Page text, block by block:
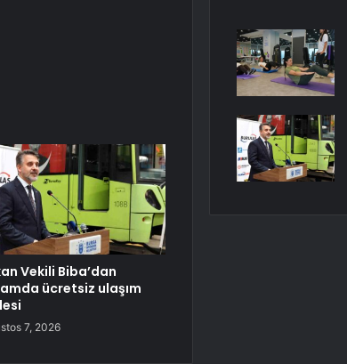
Vekili Biba’dan
ücretsiz ulaşım
7, 2026